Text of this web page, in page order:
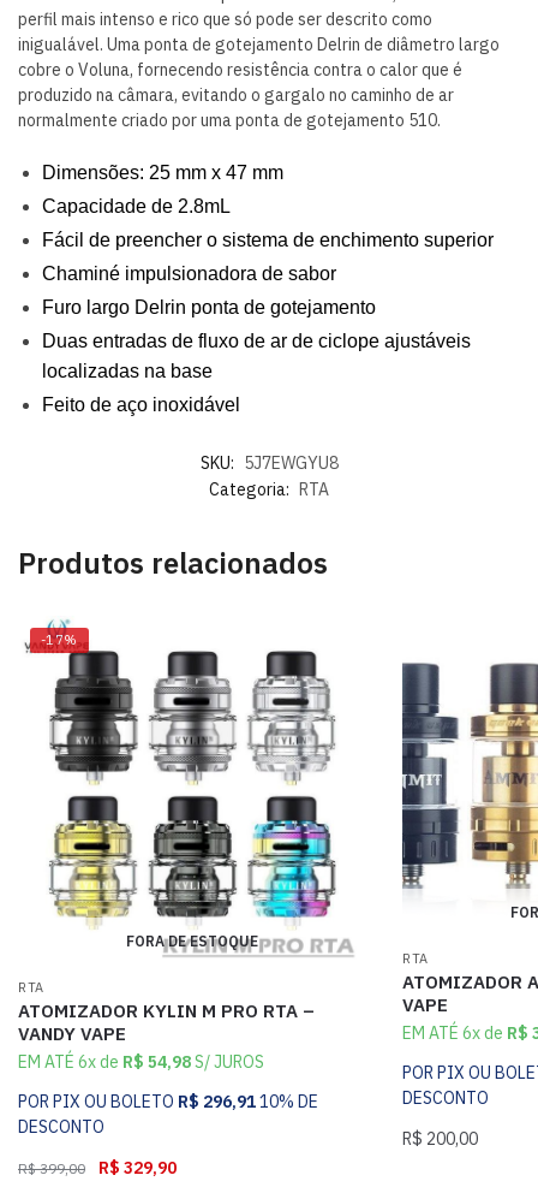
perfil mais intenso e rico que só pode ser descrito como
inigualável. Uma ponta de gotejamento Delrin de diâmetro largo
cobre o Voluna, fornecendo resistência contra o calor que é
produzido na câmara, evitando o gargalo no caminho de ar
normalmente criado por uma ponta de gotejamento 510.
Dimensões: 25 mm x 47 mm
Capacidade de 2.8mL
Fácil de preencher o sistema de enchimento superior
Chaminé impulsionadora de sabor
Furo largo Delrin ponta de gotejamento
Duas entradas de fluxo de ar de ciclope ajustáveis ​​
localizadas na base
Feito de aço inoxidável
SKU: 5J7EWGYU8
Categoria: RTA
Produtos relacionados
-17%
FORA DE ESTOQUE
RTA
ATOMIZADOR KYLIN M PRO RTA –
VANDY VAPE
EM ATÉ 6x de R$ 54,98S/ JUROS
POR PIX OU BOLETO R$ 296,9110% DE
DESCONTO
R$399,00 R$ 329,90
RTA
ATOMIZADOR
VAPE
EM ATÉ 6x de R$
POR PIX OU
DESCONTO
R$ 200,00